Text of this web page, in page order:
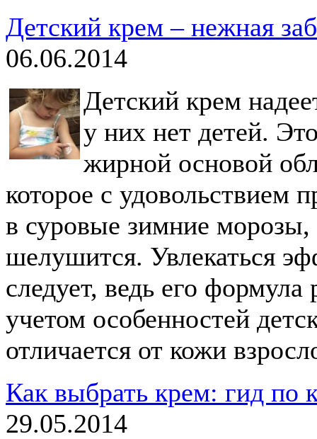
Детский крем – нежная
06.06.2014
Детский крем
у них нет детей.
жирной основой
которое с удовольствием
в суровые зимние морозы,
шелушится. Увлекаться
следует, ведь его формула
учетом особенностей
отличается от кожи
Как выбрать крем: гид по
29.05.2014